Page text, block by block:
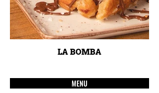
LA BOMBA
MENU